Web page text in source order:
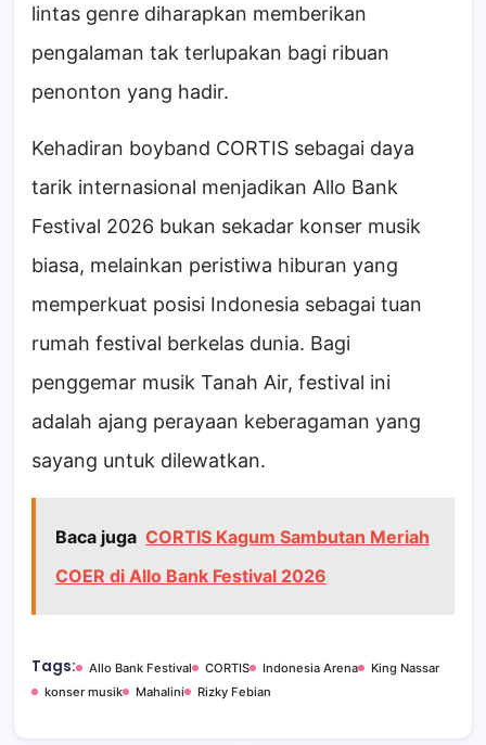
lintas genre diharapkan memberikan
pengalaman tak terlupakan bagi ribuan
penonton yang hadir.
Kehadiran boyband CORTIS sebagai daya
tarik internasional menjadikan Allo Bank
Festival 2026 bukan sekadar konser musik
biasa, melainkan peristiwa hiburan yang
memperkuat posisi Indonesia sebagai tuan
rumah festival berkelas dunia. Bagi
penggemar musik Tanah Air, festival ini
adalah ajang perayaan keberagaman yang
sayang untuk dilewatkan.
Baca juga CORTIS Kagum Sambutan Meriah
COER di Allo Bank Festival 2026
Tags: Allo Bank Festival CORTIS Indonesia Arena
King Nassar
konser musik
Mahalini Rizky Febian